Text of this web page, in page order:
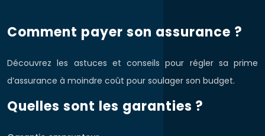
Comment payer son assurance ?
Découvrez les astuces et conseils pour régler sa prime
d’assurance à moindre coût pour soulager son budget.
Quelles sont les garanties ?